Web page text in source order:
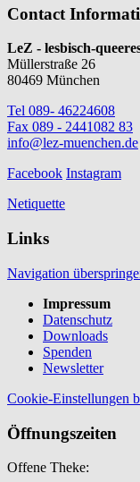
Contact
LeZ - lesbisch-
Müllerstraße 26
80469 München
Tel 089- 46224608
Fax 089 - 2441082 83
info@lez-muenchen.de
Facebook Instagram
Netiquette
Links
Navigation
Impressum
Datenschutz
Downloads
Spenden
Newsletter
Cookie-Einstellungen
Öffnungszeiten
Offene Theke: